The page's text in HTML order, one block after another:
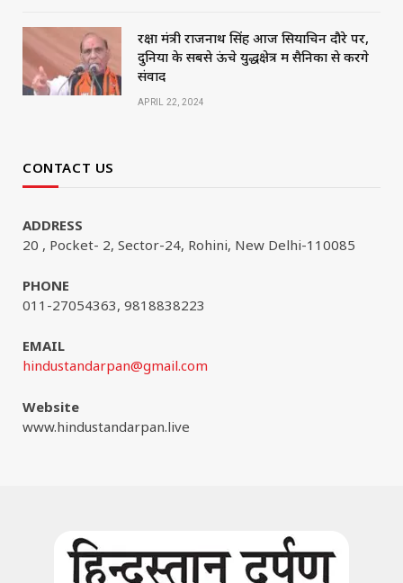
रक्षा मंत्री राजनाथ सिंह आज सियाचिन दौरे पर,
दुनिया के सबसे ऊंचे युद्धक्षेत्र में सैनिकों से करेंगे
संवाद
APRIL 22, 2024
CONTACT US
ADDRESS
20 , Pocket- 2, Sector-24, Rohini, New Delhi-110085
PHONE
011-27054363, 9818838223
EMAIL
hindustandarpan@gmail.com
Website
www.hindustandarpan.live